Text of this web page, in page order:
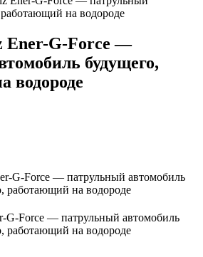
на водороде
Ener-G-Force —
будущего,
водороде
G-Force — патрульный автомобиль
работающий на водороде